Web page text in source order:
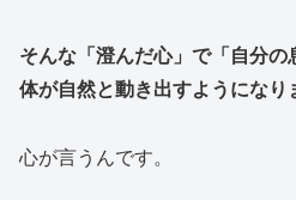
そんな「澄んだ心」で「自分
体が自然と動き出すようになり
心が言うんです。